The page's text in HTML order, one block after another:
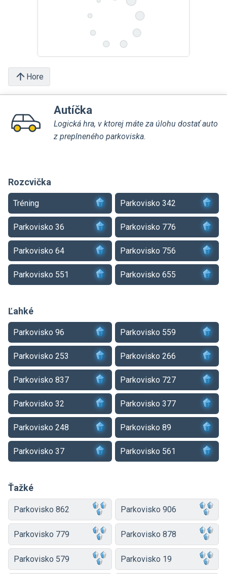
Hore
Autíčka
Logická hra, v ktorej máte za úlohu dostať auto
z preplneného parkoviska.
Rozcvička
Tréning Parkovisko 342
Parkovisko 36 Parkovisko 776
Parkovisko 64 Parkovisko 756
Parkovisko 551 Parkovisko 655
Ľahké
Parkovisko 96 Parkovisko 559
Parkovisko 253 Parkovisko 266
Parkovisko 837 Parkovisko 727
Parkovisko 32 Parkovisko 377
Parkovisko 248 Parkovisko 89
Parkovisko 37 Parkovisko 561
Ťažké
Parkovisko 862 Parkovisko 906
Parkovisko 779 Parkovisko 878
Parkovisko 579 Parkovisko 19